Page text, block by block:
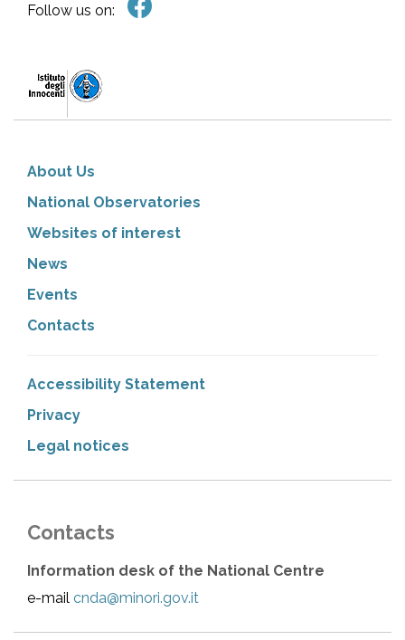
Follow us on:
About Us
National Observatories
Websites of interest
News
Events
Contacts
Accessibility Statement
Privacy
Legal notices
Contacts
Information desk of the National Centre
e-mail cnda@minori.gov.it